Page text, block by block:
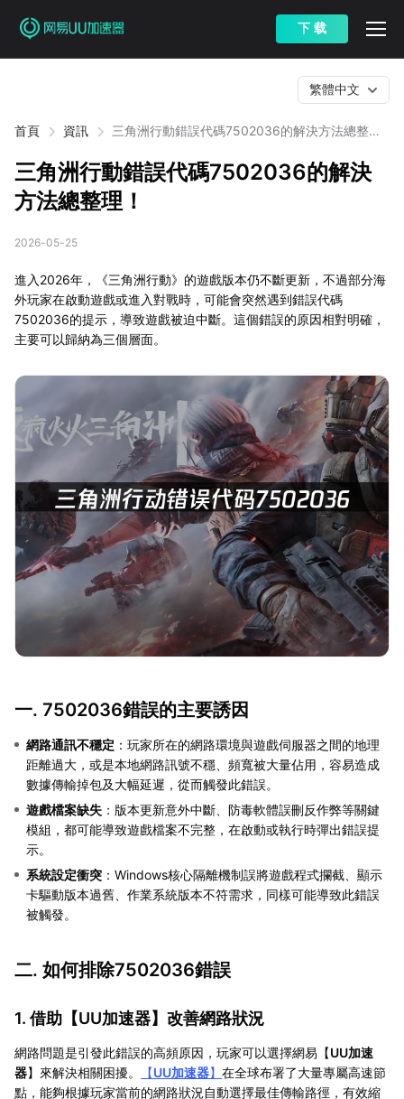
下 载
首頁 資訊
三角洲行動錯誤代碼7502036的解決方法總整
繁體中文
三角洲行動錯誤代碼7502036的解決
方法總整理！
2026-05-25
進入2026年，《三角洲行動》的遊戲版本仍不斷更新，不過部分海
外玩家在啟動遊戲或進入對戰時，可能會突然遇到錯誤代碼
7502036的提示，導致遊戲被迫中斷。這個錯誤的原因相對明確，
主要可以歸納為三個層面。
一. 7502036錯誤的主要誘因
網路通訊不穩定 ：玩家所在的網路環境與遊戲伺服器之間的地理
距離過大，或是本地網路訊號不穩、頻寬被大量佔用，容易造成
數據傳輸掉包及大幅延遲，從而觸發此錯誤。
遊戲檔案缺失 ：版本更新意外中斷、防毒軟體誤刪反作弊等關鍵
模組，都可能導致遊戲檔案不完整，在啟動或執行時彈出錯誤提
示。
系統設定衝突 ：Windows核心隔離機制誤將遊戲程式攔截、顯示
卡驅動版本過舊、作業系統版本不符需求，同樣可能導致此錯誤
被觸發。
二. 如何排除7502036錯誤
1. 借助【UU加速器】改善網路狀況
網路問題是引發此錯誤的高頻原因，玩家可以選擇網易【UU加速
器】來解決相關困擾。 【UU加速器】 在全球布署了大量專屬高速節
點，能夠根據玩家當前的網路狀況自動選擇最佳傳輸路徑，有效縮